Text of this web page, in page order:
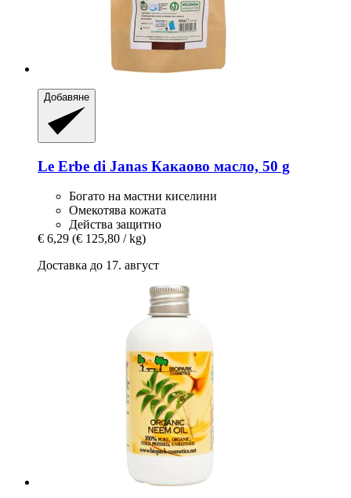
Добавяне
Le Erbe di Janas Какаово масло, 50 g
Богато на мастни киселини
Омекотява кожата
Действа защитно
€ 6,29 (€ 125,80 / kg)
Доставка до 17. август